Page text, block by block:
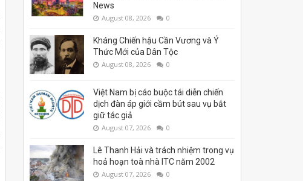
News
August 08, 2026 0
Kháng Chiến hậu Cần Vương và Ý
Thức Mới của Dân Tộc
August 08, 2026 0
Việt Nam bị cáo buộc tái diễn chiến
dịch đàn áp giới cầm bút sau vụ bắt
giữ tác giả
August 07, 2026 0
Lê Thanh Hải và trách nhiệm trong vụ
hoả hoạn toà nhà ITC năm 2002
August 07, 2026 0